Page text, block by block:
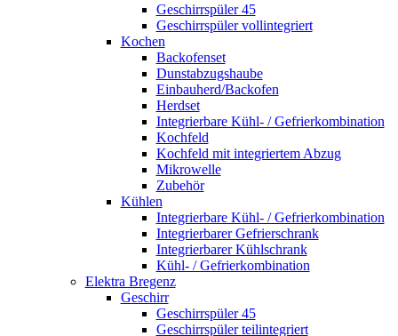
Geschirrspüler 45
Geschirrspüler vollintegriert
Kochen
Backofenset
Dunstabzugshaube
Einbauherd/Backofen
Herdset
Integrierbare Kühl- / Gefrierkombination
Kochfeld
Kochfeld mit integriertem Abzug
Mikrowelle
Zubehör
Kühlen
Integrierbare Kühl- / Gefrierkombination
Integrierbarer Gefrierschrank
Integrierbarer Kühlschrank
Kühl- / Gefrierkombination
Elektra Bregenz
Geschirr
Geschirrspüler 45
Geschirrspüler teilintegriert